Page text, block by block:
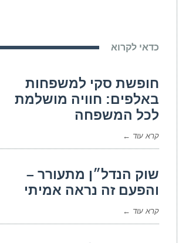
כדאי לקרוא
חופשת סקי למשפחות
באלפים: חוויה מושלמת
לכל המשפחה
קרא עוד ←
שוק הנדל״ן מתעורר –
והפעם זה נראה אמיתי
קרא עוד ←